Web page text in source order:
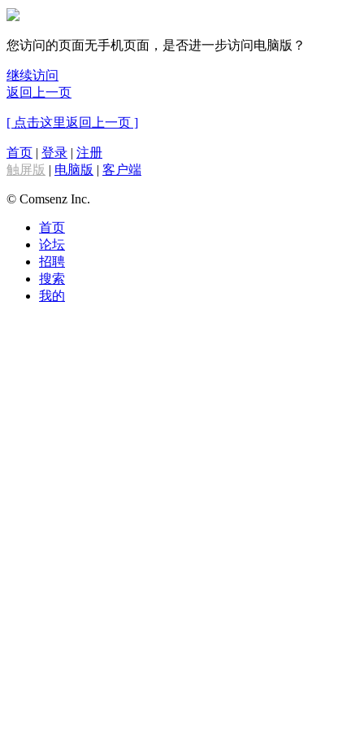
您访问的页面无手机页面，是否进一步访问电脑版？
继续访问
返回上一页
[ 点击这里返回上一页 ]
首页 | 登录 | 注册
触屏版 | 电脑版 | 客户端
© Comsenz Inc.
首页
论坛
招聘
搜索
我的